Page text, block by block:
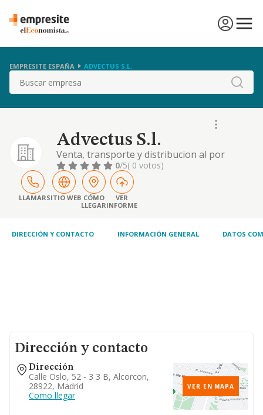
EMPRESITE ESPAÑA ADVECTUS S.L.
Buscar
Advectus S.l.
Venta, transporte y distribucion al por
mayor y al por menor de materiales de
construccion, por cuenta propia () de
terceros. transporte publico de todo tipo de
mercancias por carretera. compra y venta al
por mayor y al
0/5( 0 votos)
LLAMARSITIO WEB CÓMO
LLEGAR
VER
INFORME
DIRECCIÓN Y CONTACTO INFORMACIÓN GENERAL DATOS
Dirección y contacto
Dirección
Calle Oslo, 52 - 3 3 B, Alcorcon,
28922, Madrid
Como llegar
VER EN MAPA